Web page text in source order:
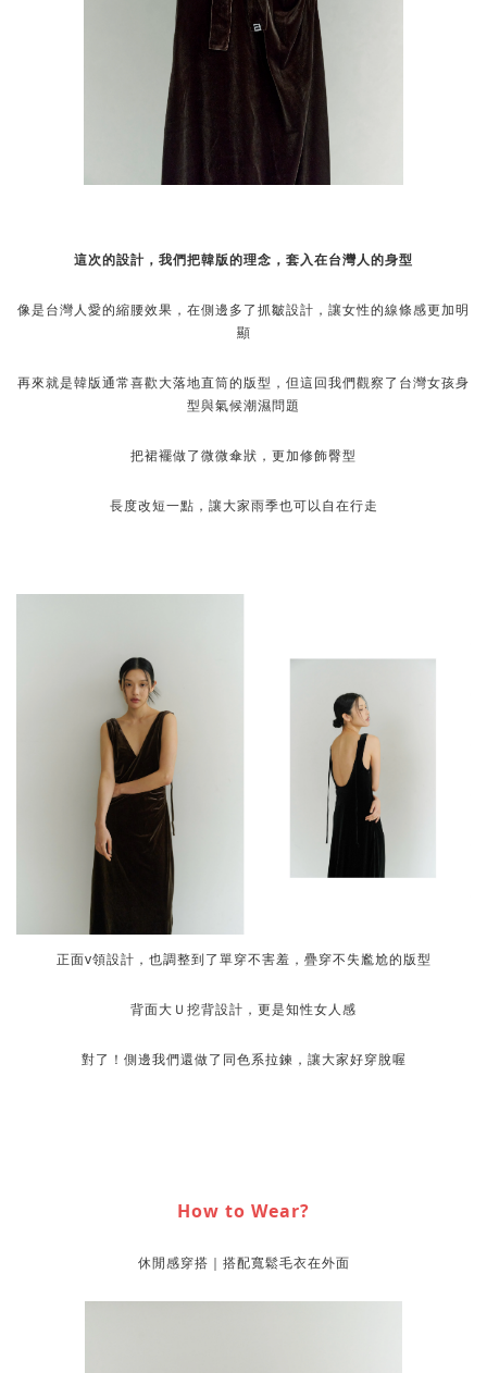
這次的設計，我們把韓版的理念，套入在台灣人的身型
像是台灣人愛的縮腰效果，在側邊多了抓皺設計，讓女性的線條感更加明
顯
再來就是韓版通常喜歡大落地直筒的版型，但這回我們觀察了台灣女孩身
型與氣候潮濕問題
把裙襬做了微微傘狀，更加修飾臀型
長度改短一點，讓大家雨季也可以自在行走
正面v領設計，也調整到了單穿不害羞，疊穿不失尷尬的版型
背面大Ｕ挖背設計，更是知性女人感
對了！側邊我們還做了同色系拉鍊，讓大家好穿脫喔
How to Wear?
休閒感穿搭｜搭配寬鬆毛衣在外面